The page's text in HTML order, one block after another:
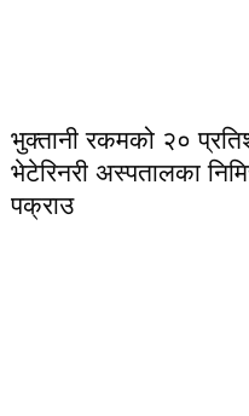
भुक्तानी रकमको २०
भेटेरिनरी अस्पतालका
पक्राउ